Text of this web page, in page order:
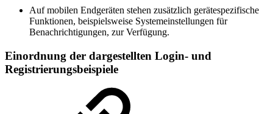
Auf mobilen Endgeräten stehen zusätzlich gerätespezifische
Funktionen, beispielsweise Systemeinstellungen für
Benachrichtigungen, zur Verfügung.
Einordnung der dargestellten Login- und
Registrierungsbeispiele